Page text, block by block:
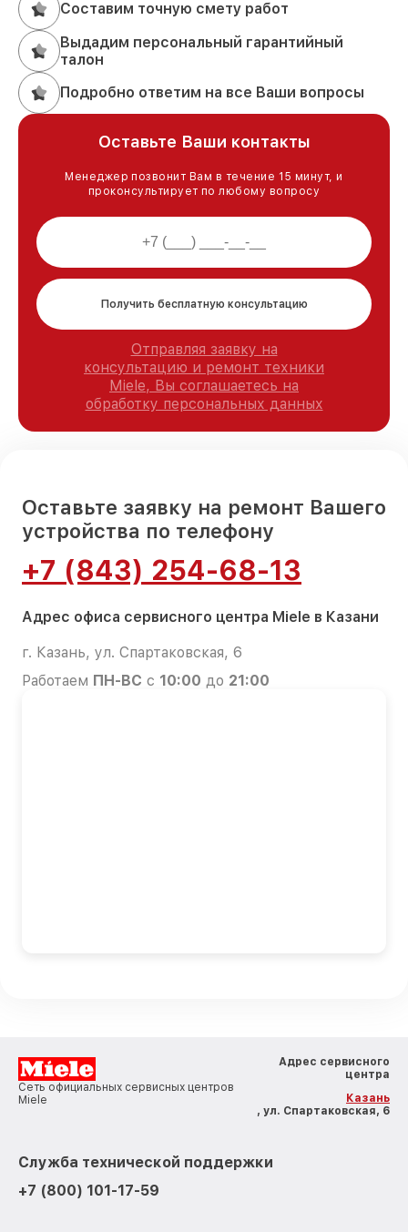
Составим точную смету работ
Выдадим персональный гарантийный
талон
Подробно ответим на все Ваши вопросы
Оставьте Ваши контакты
Менеджер позвонит Вам в течение 15 минут, и
проконсультирует по любому вопросу
Получить бесплатную консультацию
Отправляя заявку на
консультацию и ремонт техники
Miele, Вы соглашаетесь на
обработку персональных данных
Оставьте заявку на ремонт Вашего
устройства по телефону
+7 (843) 254-68-13
Адрес офиса сервисного центра Miele в Казани
г. Казань, ул. Спартаковская, 6
Работаем ПН-ВС с 10:00 до 21:00
Сеть официальных сервисных центров
Miele
Адрес сервисного
центра
Казань
, ул. Спартаковская, 6
Служба технической поддержки
+7 (800) 101-17-59